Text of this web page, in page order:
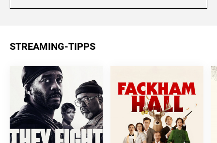
STREAMING-TIPPS